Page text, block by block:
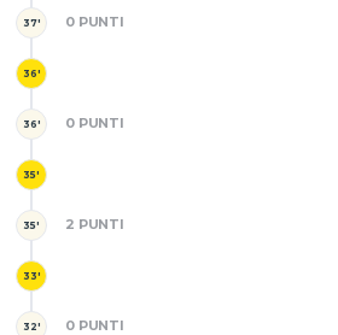
37' 0 PUNTI
36'
36' 0 PUNTI
35'
35' 2 PUNTI
33'
32' 0 PUNTI